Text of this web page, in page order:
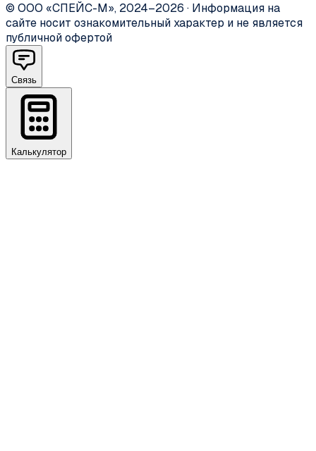
© ООО «СПЕЙС-М», 2024–2026 · Информация на
сайте носит ознакомительный характер и не является
публичной офертой
Связь
Калькулятор